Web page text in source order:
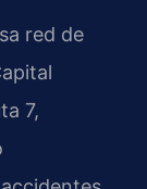
red de
7,